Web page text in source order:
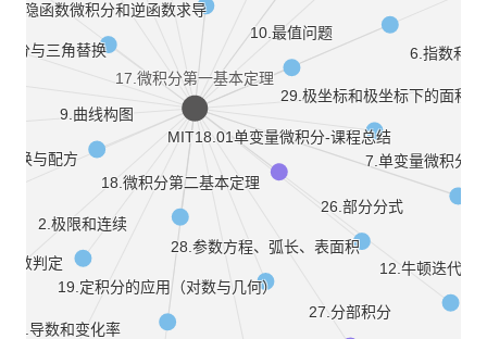
1.导数和变化率
5.隐函数微积分和逆函数求导
10.最值问题
2.极限和连续
28.参数方程、弧长、表面积
17.微积分第一基本定理
敛判定
27.分部积分
12.牛顿迭代法
分与三角替换
26.部分分式
6.指数和
7.单变量微积分-
换与配方
29.极坐标和极坐标下的面积
19.定积分的应用（对数与几何）
9.曲线构图
18.微积分第二基本定理
MIT18.01单变量微积分-课程总结